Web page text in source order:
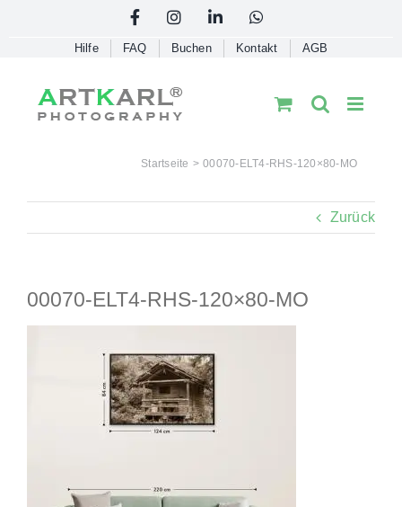
FacebookInstagramLinkedInWhatsApp
Hilfe FAQ Buchen Kontakt AGB
Startseite 00070-ELT4-RHS-120×80-MO
Zurück
00070-ELT4-RHS-120×80-MO